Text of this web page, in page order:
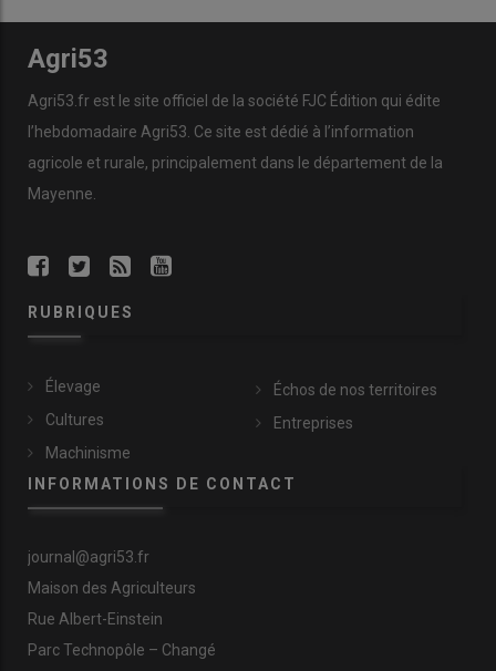
Agri53
Agri53.fr est le site officiel de la société FJC Édition qui édite
l’hebdomadaire Agri53. Ce site est dédié à l’information
agricole et rurale, principalement dans le département de la
Mayenne.
RUBRIQUES
Élevage
Cultures
Machinisme
Échos de nos territoires
Entreprises
INFORMATIONS DE CONTACT
journal@agri53.fr
Maison des Agriculteurs
Rue Albert-Einstein
Parc Technopôle – Changé